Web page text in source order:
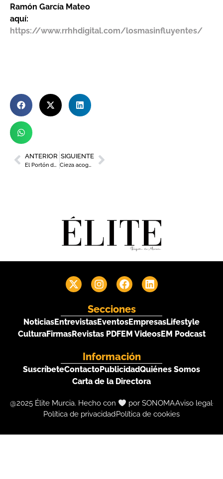
Ramón García Mateo
aquí:
https://www.rrhhdigital.com/losmasinfluyentes/
ANTERIOR
El Portón de la Condesa, un lugar de ensueño
SIGUIENTE
Cieza acoge la final de “La tapa del año” de la Región de Murcia
Secciones
NoticiasEntrevistasEventosEmpresasLifestyle
CulturaFirmasRevistas PDFEM VideosEM Podcast
Información
SuscríbeteContactoPublicidadQuiénes Somos
Carta de la Directora
@2025 Élite Murcia. Hecho con por SONOMAAviso legal
Política de privacidadPolítica de cookies